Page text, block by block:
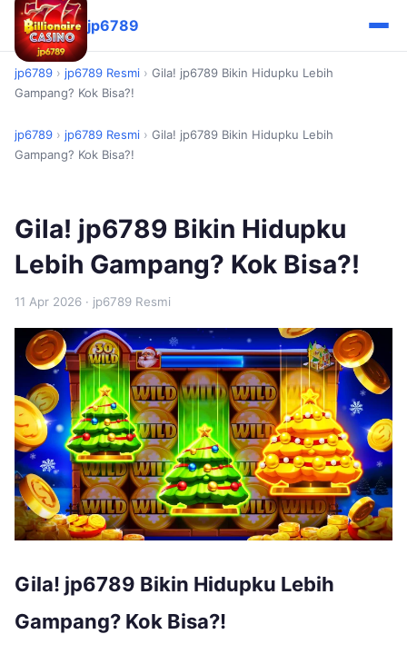
jp6789
jp6789 › jp6789 Resmi › Gila! jp6789 Bikin Hidupku Lebih
Gampang? Kok Bisa?!
jp6789 › jp6789 Resmi › Gila! jp6789 Bikin Hidupku Lebih
Gampang? Kok Bisa?!
Gila! jp6789 Bikin Hidupku
Lebih Gampang? Kok Bisa?!
11 Apr 2026 · jp6789 Resmi
Gila! jp6789 Bikin Hidupku Lebih
Gampang? Kok Bisa?!